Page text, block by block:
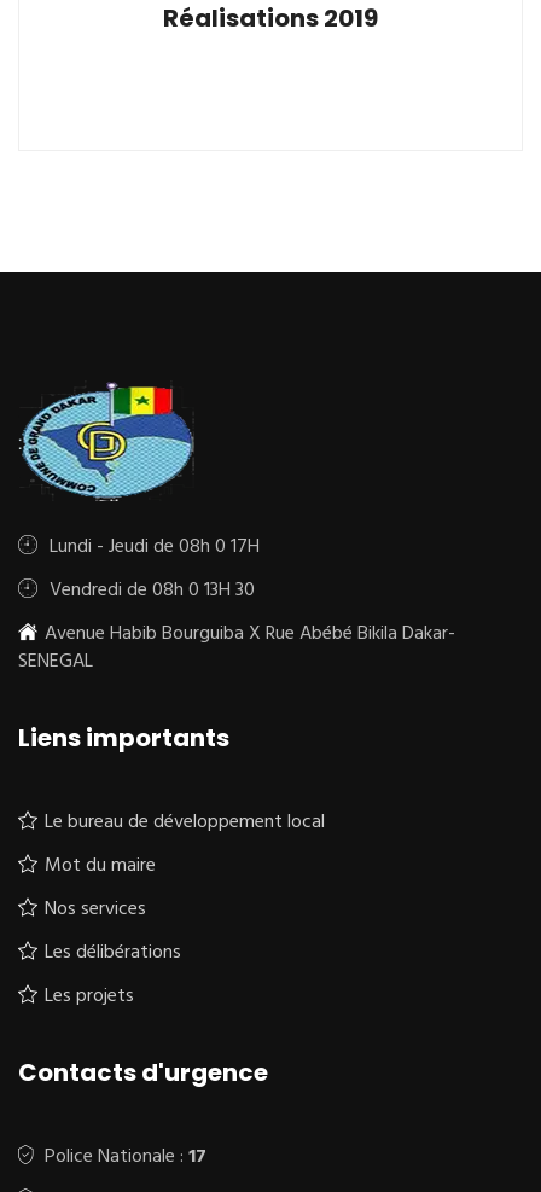
Réalisations 2019
Lundi - Jeudi de 08h 0 17H
Vendredi de 08h 0 13H 30
Avenue Habib Bourguiba X Rue Abébé Bikila Dakar-
SENEGAL
Liens importants
Le bureau de développement local
Mot du maire
Nos services
Les délibérations
Les projets
Contacts d'urgence
Police Nationale :17